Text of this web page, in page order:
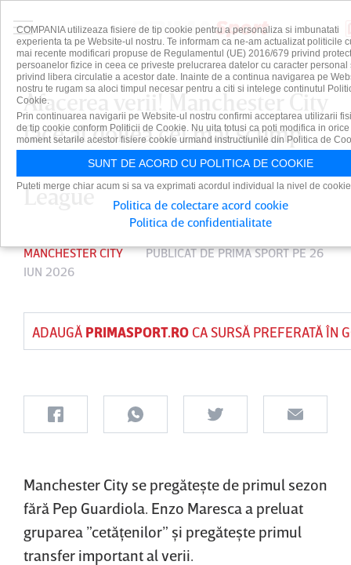
Afacerea verii! Manchester City
face al doilea cel mai scump
transfer din istoria Premier
League
MANCHESTER CITY PUBLICAT DEPRIMA SPORTPE 26
IUN 2026
ADAUGĂ PRIMASPORT.ROCA SURSĂ PREFERATĂ ÎN
Manchester City se pregăteşte de primul sezon
fără Pep Guardiola. Enzo Maresca a preluat
gruparea ”cetăţenilor” şi pregăteşte primul
transfer important al verii.
COMPANIA utilizeaza fisiere de tip cookie pentru a personaliza si imbunatati
experienta ta pe Website-ul nostru. Te informam ca ne-am actualizat politicile
mai recente modificari propuse de Regulamentul (UE) 2016/679 privind
persoanelor fizice in ceea ce priveste prelucrarea datelor cu caracter personal
privind libera circulatie a acestor date. Inainte de a continua navigarea pe
nostru te rugam sa aloci timpul necesar pentru a citi si intelege continutul
Cookie.
Prin continuarea navigarii pe Website-ul nostru confirmi acceptarea utilizarii
de tip cookie conform Politicii de Cookie. Nu uita totusi ca poti modifica in orice
moment setarile acestor fisiere cookie urmand instructiunile din Politica de
SUNT DE ACORD CU POLITICA DE COOKIE
Puteti merge chiar acum si sa va exprimati acordul individual la nivel de
Politica de colectare acord cookie
Politica de confidentialitate